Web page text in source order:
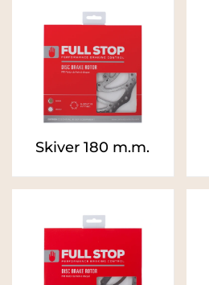
Skiver 180 m.m.